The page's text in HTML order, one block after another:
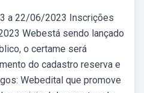
a 22/06/2023 Inscrições
Webestá sendo lançado
o certame será
do cadastro reserva e
Webedital que promove